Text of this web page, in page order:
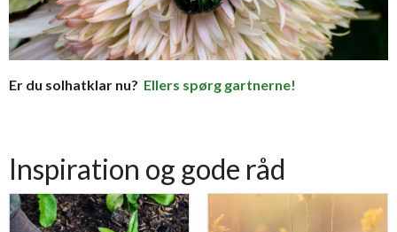
Er du solhatklar nu? Ellers spørg gartnerne!
Inspiration og gode råd